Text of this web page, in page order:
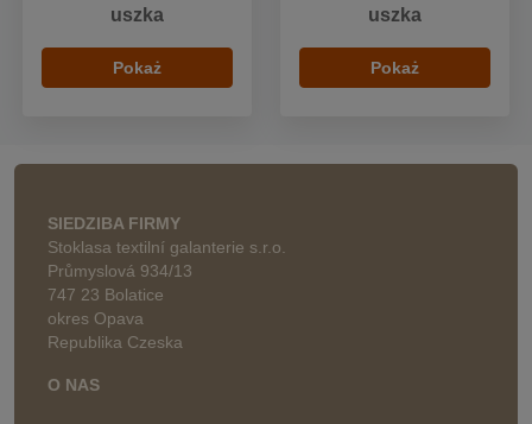
uszka
Pokaż
uszka
Pokaż
SIEDZIBA FIRMY
Stoklasa textilní galanterie s.r.o.
Průmyslová 934/13
747 23 Bolatice
okres Opava
Republika Czeska
O NAS